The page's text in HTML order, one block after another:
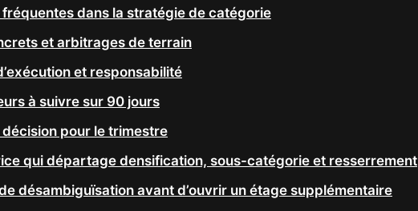
fréquentes dans la stratégie de catégorie
et arbitrages de terrain
et responsabilité
à suivre sur 90 jours
décision pour le trimestre
qui départage densification, sous-catégorie et resserrement
désambiguïsation avant d’ouvrir un étage supplémentaire